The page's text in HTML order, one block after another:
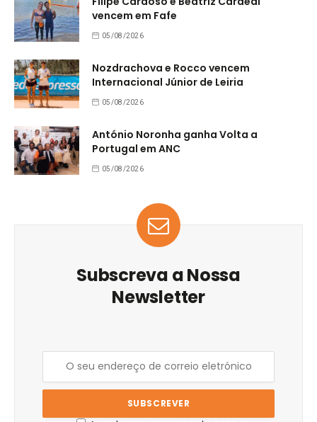
vencem em Fafe
05/08/2026
Nozdrachova e Rocco vencem
Internacional Júnior de Leiria
05/08/2026
António Noronha ganha Volta a
Portugal em ANC
05/08/2026
Subscreva a Nossa
Newsletter